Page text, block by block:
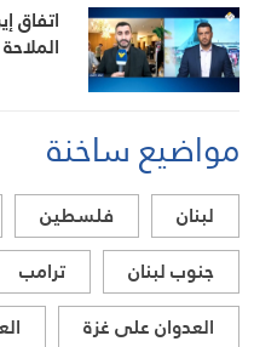
اتفاق
مواضيع ساخنة
لبنان فلسطين
جنوب لبنان
ترامب
العدوان على غزة